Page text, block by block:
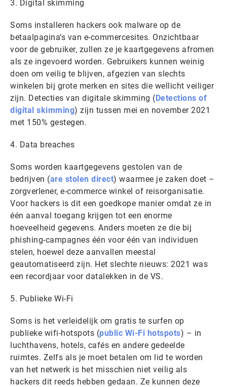
3. Digital skimming
Soms installeren hackers ook malware op de
betaalpagina’s van e-commercesites. Onzichtbaar
voor de gebruiker, zullen ze je kaartgegevens afromen
als ze ingevoerd worden. Gebruikers kunnen weinig
doen om veilig te blijven, afgezien van slechts
winkelen bij grote merken en sites die wellicht veiliger
zijn. Detecties van digitale skimming (Detections of
digital skimming) zijn tussen mei en november 2021
met 150% gestegen.
4. Data breaches
Soms worden kaartgegevens gestolen van de
bedrijven (are stolen direct) waarmee je zaken doet –
zorgverlener, e-commerce winkel of reisorganisatie.
Voor hackers is dit een goedkope manier omdat ze in
één aanval toegang krijgen tot een enorme
hoeveelheid gegevens. Anders moeten ze die bij
phishing-campagnes één voor één van individuen
stelen, hoewel deze aanvallen meestal
geautomatiseerd zijn. Het slechte nieuws: 2021 was
een recordjaar voor datalekken in de VS.
5. Publieke Wi-Fi
Soms is het verleidelijk om gratis te surfen op
publieke wifi-hotspots (public Wi-Fi hotspots) – in
luchthavens, hotels, cafés en andere gedeelde
ruimtes. Zelfs als je moet betalen om lid te worden
van het netwerk is het misschien niet veilig als
hackers dit reeds hebben gedaan. Ze kunnen deze